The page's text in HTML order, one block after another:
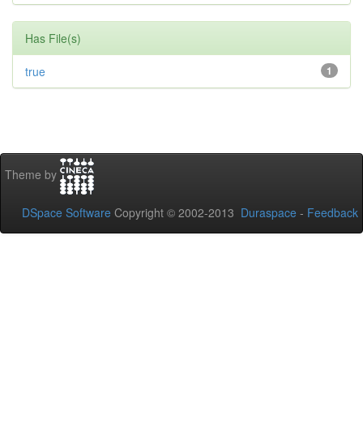
Has File(s)
1
true
Theme by
DSpace Software Copyright © 2002-2013 Duraspace - Feedback